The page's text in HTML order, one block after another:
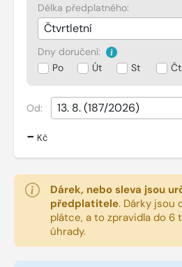
Délka předplatného:
Dny doručení:
Po
Út St Čt
Od:
- Kč
Dárek, nebo sleva jsou
předplatitele. Dárky jsou
plátce, a to zpravidla do 6
úhrady.